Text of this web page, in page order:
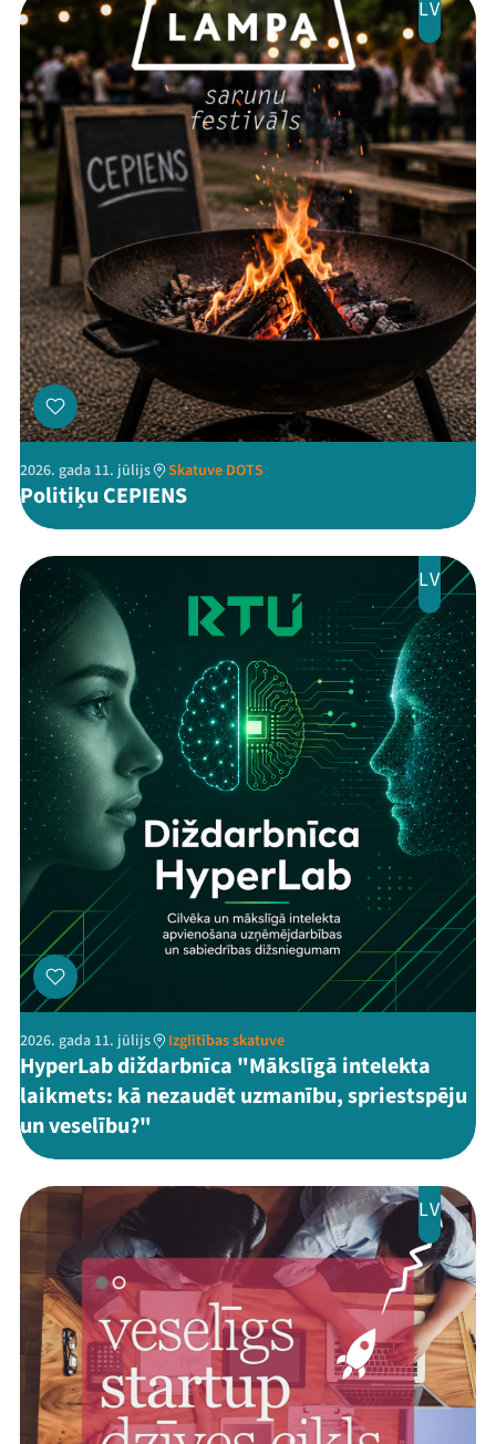
Ziedo
Veikals
Kontakti
ThreadsFacebook
Youtube Instagram
Flick TikTok
LV
2026. gada 11. jūlijs Skatuve DOTS
Politiķu CEPIENS
LV
2026. gada 11. jūlijs Izglītības skatuve
HyperLab diždarbnīca "Mākslīgā intelekta
laikmets: kā nezaudēt uzmanību, spriestspēju
un veselību?"
LV